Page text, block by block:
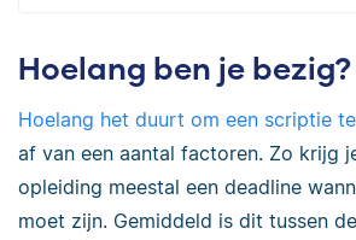
Hoelang ben je bezig?
Hoelang het duurt om een scriptie
af van een aantal factoren. Zo krijg
opleiding meestal een deadline
moet zijn. Gemiddeld is dit tussen